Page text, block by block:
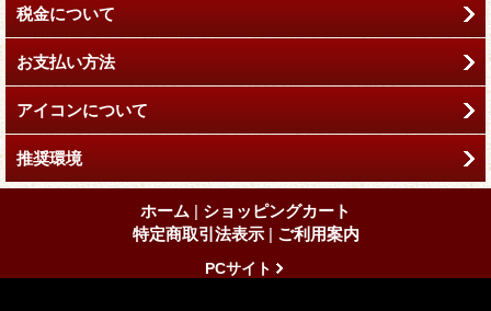
税金について
お支払い方法
アイコンについて
推奨環境
ホーム | ショッピングカート
特定商取引法表示 | ご利用案内
PCサイト